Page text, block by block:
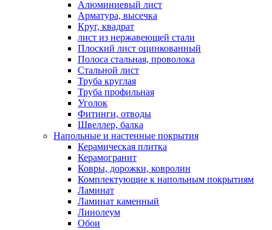
Алюминиевый лист
Арматура, высечка
Круг, квадрат
лист из нержавеющей стали
Плоский лист оцинкованный
Полоса стальная, проволока
Стальной лист
Труба круглая
Труба профильная
Уголок
Фитинги, отводы
Швеллер, балка
Напольные и настенные покрытия
Керамическая плитка
Керамогранит
Ковры, дорожки, ковролин
Комплектующие к напольным покрытиям
Ламинат
Ламинат каменный
Линолеум
Обои